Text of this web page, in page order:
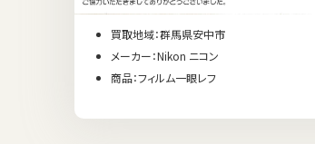
買取地域：群馬県安中市
メーカー：Nikon ニコン
商品：フィルム一眼レフ